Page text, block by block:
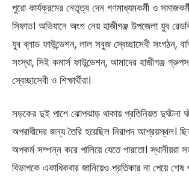
পুরো কার্যক্রমের নেতৃত্ব দেন গণমাধ্যমকর্মী ও
সিফাত। অভিযানে অংশ নেয় হাজীগঞ্জ উপজেলা যুব
যুব ব্লাড ফাউন্ডেশন, লাল সবুজ স্বেচ্ছাসেবী সংগঠন,
সংস্থা, সিই কমার্স ফাউন্ডেশন, আমাদের হাজীগঞ্জ
স্বেচ্ছাসেবী ও শিক্ষার্থীরা।
সড়কের দুই পাশে ঝোপঝাড় থাকায় প্রতিনিয়ত দুর্ঘটনা
অপরাধীদের জন্য তৈরি হয়েছিল নিরাপদ আশ্রয়স্থল।
অপকর্ম সম্পন্ন করে পালিয়ে যেতে পারতো।
বিভাগকে একাধিকবার জানিয়েও প্রতিকার না পেয়ে শেষ